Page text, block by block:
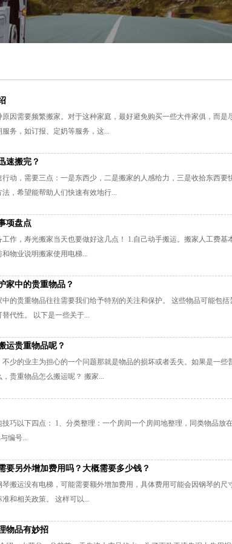
因需要频繁搬家。对于这种家庭，最好避免购买一些大件家俱，而
务，如订报、定奶等服务，这...
速搬完？
动，需要三点：一是东西少，二是搬家的人感给力，三是收拾东西
，希望能帮助人们快速有效地行...
项盘点
作，寿光搬家当天也要做好这几点！ 1.自己动手搬运。搬家人工费
物业说明搬家使用电梯...
家中的贵重物品？
的贵重物品往往需要我们给予特别的关注和保护。 这些物品可能包
代性。 以下是一些关于...
运贵重物品呢？
少的业主为担心的一个问题那就是物品的损坏或者丢失。如果是一
贵重物品怎么搬运呢？ 搬家...
巧以下四点： 1、分类整理‌：一个房间一个房间地整理，同类物品
编号‌...
要另外增加费用吗？大概需要多少钱？
搬运没有电梯，可能需要额外增加费用，具体费用可能会因钢琴的
和相关政策。 这样可以...
物品有妙招